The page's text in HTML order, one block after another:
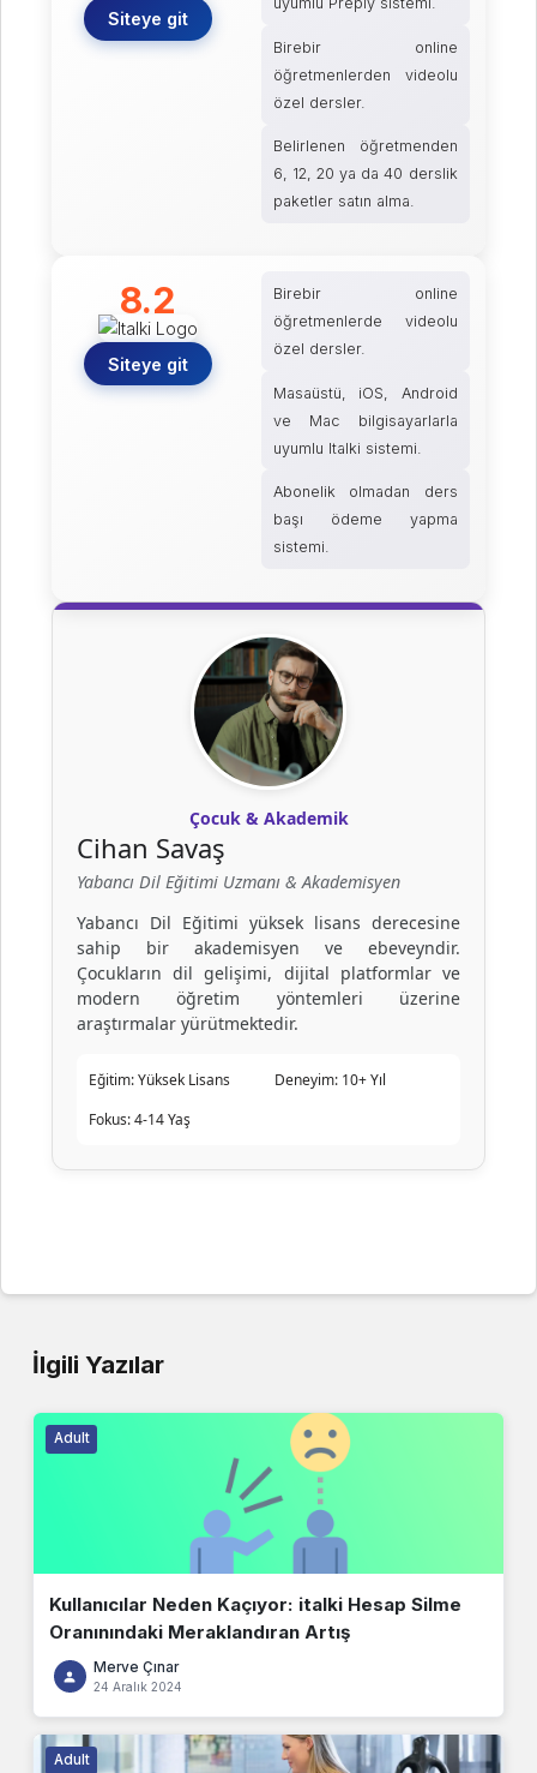
Siteye git
Birebir online
öğretmenlerden videolu
özel dersler.
Belirlenen öğretmenden
6, 12, 20 ya da 40 derslik
paketler satın alma.
8.2
Siteye git
Birebir online
öğretmenlerde videolu
özel dersler.
Masaüstü, iOS, Android
ve Mac bilgisayarlarla
uyumlu Italki sistemi.
Abonelik olmadan ders
başı ödeme yapma
sistemi.
Çocuk & Akademik
Cihan Savaş
Yabancı Dil Eğitimi Uzmanı & Akademisyen
Yabancı Dil Eğitimi yüksek lisans derecesine
sahip bir akademisyen ve ebeveyndir.
Çocukların dil gelişimi, dijital platformlar ve
modern öğretim yöntemleri üzerine
araştırmalar yürütmektedir.
Eğitim:Yüksek Lisans Deneyim: 10+ Yıl
Fokus:4-14 Yaş
İlgili Yazılar
Adult
Kullanıcılar Neden Kaçıyor: italki Hesap Silme
Oranınındaki Meraklandıran Artış
Merve Çınar
24 Aralık 2024
Adult